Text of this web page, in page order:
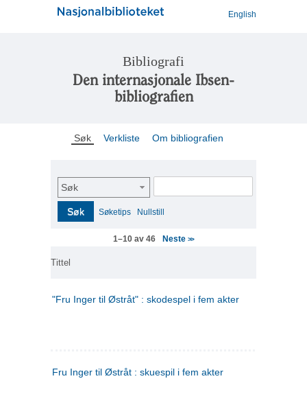
English
Bibliografi
Den internasjonale Ibsen-
bibliografien
Søk Verkliste Om bibliografien
Søk
Søk Søketips Nullstill
1–10 av 46 Neste>>
Tittel
"Fru Inger til Østråt" : skodespel i fem akter
Fru Inger til Østråt : skuespil i fem akter